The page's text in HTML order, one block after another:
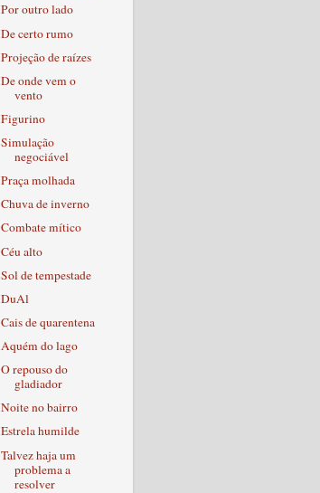
Por outro lado
De certo rumo
Projeção de raízes
De onde vem o
vento
Figurino
Simulação
negociável
Praça molhada
Chuva de inverno
Combate mítico
Céu alto
Sol de tempestade
DuAl
Cais de quarentena
Aquém do lago
O repouso do
gladiador
Noite no bairro
Estrela humilde
Talvez haja um
problema a
resolver